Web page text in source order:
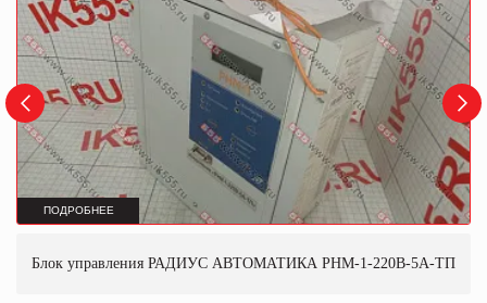
ПОДРОБНЕЕ
Блок управления РАДИУС АВТОМАТИКА РНМ-1-220В-5А-ТП